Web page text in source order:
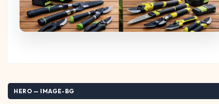
HERO — IMAGE-BG